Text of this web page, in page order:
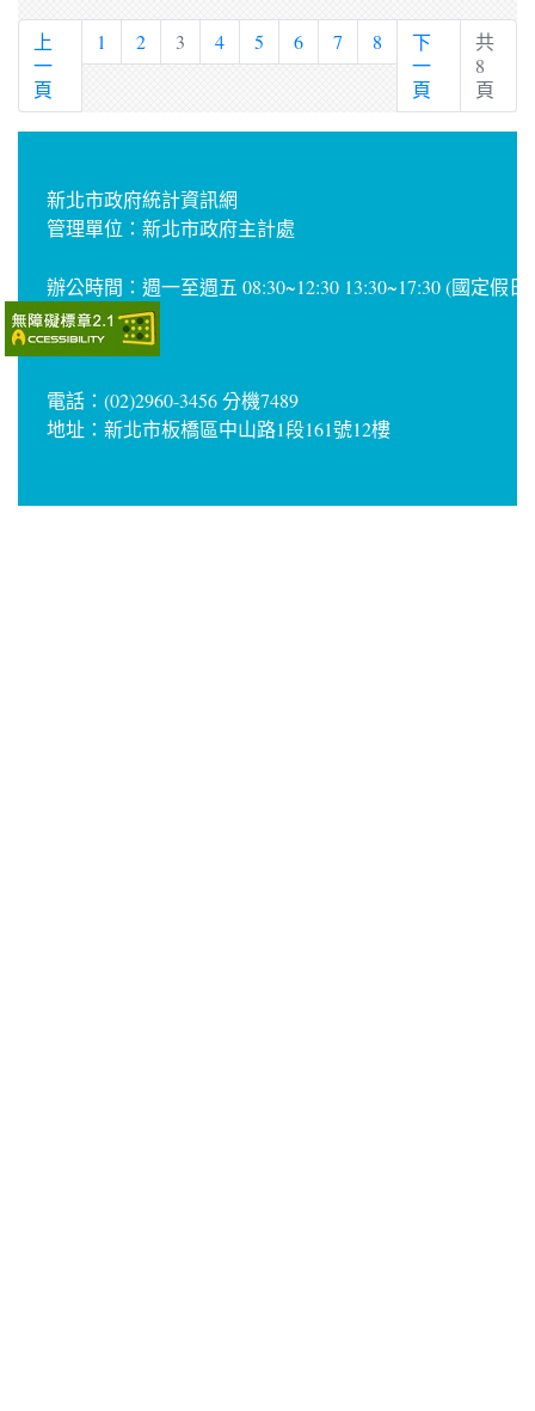
上
一
頁
1 2 3 4 5 6 7 8
下
一
頁
共
8
頁
新北市政府統計資訊網
管理單位：新北市政府主計處
辦公時間：週一至週五 08:30~12:30 13:30~17:30 (國定假日
電話：(02)2960-3456 分機7489
地址：新北市板橋區中山路1段161號12樓